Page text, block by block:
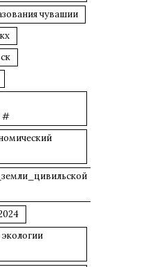
чувашии
#